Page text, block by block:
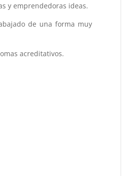
y emprendedoras ideas.
de una forma muy
acreditativos.